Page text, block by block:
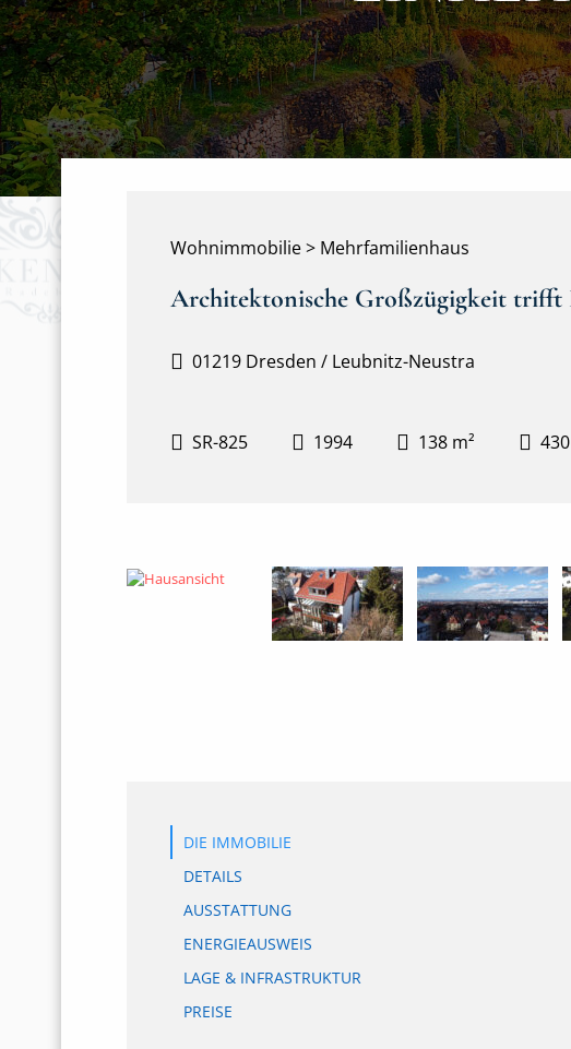
Wohnimmobilie > Mehrfamilienhaus
Architektonische Großzügigkeit trifft
01219 Dresden / Leubnitz-Neustra
SR-825 1994 138 m²
DIE IMMOBILIE
DETAILS
AUSSTATTUNG
ENERGIEAUSWEIS
LAGE & INFRASTRUKTUR
PREISE